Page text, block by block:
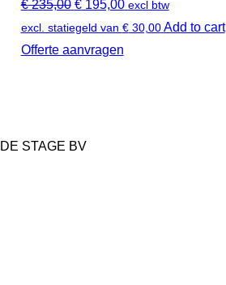
€235,00 €195,00 excl btw
excl. statiegeld van €30,00 Add to cart
Offerte aanvragen
DE STAGE BV